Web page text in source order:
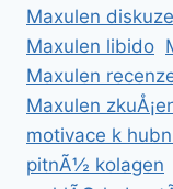
Maxulen diskuze
Maxulen libido
Maxulen
Maxulen
motivace k
pitnÃ½ kolagen